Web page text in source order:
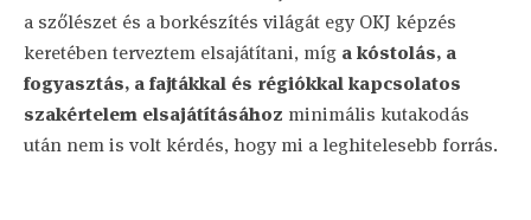
a szőlészet és a borkészítés világát egy OKJ képzés
keretében terveztem elsajátítani, míg a kóstolás, a
fogyasztás, a fajtákkal és régiókkal kapcsolatos
szakértelem elsajátításához minimális kutakodás
után nem is volt kérdés, hogy mi a leghitelesebb forrás.